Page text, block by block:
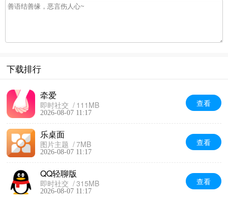
下载排行
牵爱
即时社交 111MB
2026-08-07 11:17
查看
乐桌面
图片主题 7MB
2026-08-07 11:17
查看
QQ轻聊版
即时社交 315MB
2026-08-07 11:17
查看